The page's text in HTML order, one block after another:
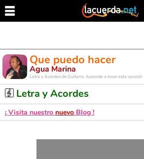
Que puedo hacer
Agua Marina
Letra y Acordes de Guitarra. Aprende a tocar esta canción
Letra y Acordes
¡ Visita nuestro nuevo Blog !